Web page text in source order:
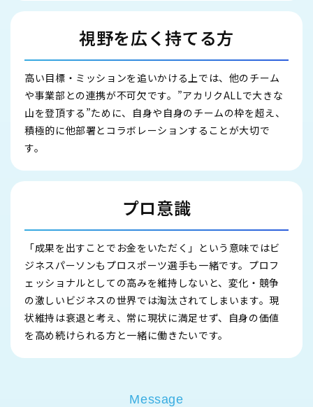
視野を広く持てる方
高い目標・ミッションを追いかける上では、他のチーム
や事業部との連携が不可欠です。”アカリクALLで大きな
山を登頂する”ために、自身や自身のチームの枠を超え、
積極的に他部署とコラボレーションすることが大切で
す。
プロ意識
「成果を出すことでお金をいただく」という意味ではビ
ジネスパーソンもプロスポーツ選手も一緒です。プロフ
ェッショナルとしての高みを維持しないと、変化・競争
の激しいビジネスの世界では淘汰されてしまいます。現
状維持は衰退と考え、常に現状に満足せず、自身の価値
を高め続けられる方と一緒に働きたいです。
Message